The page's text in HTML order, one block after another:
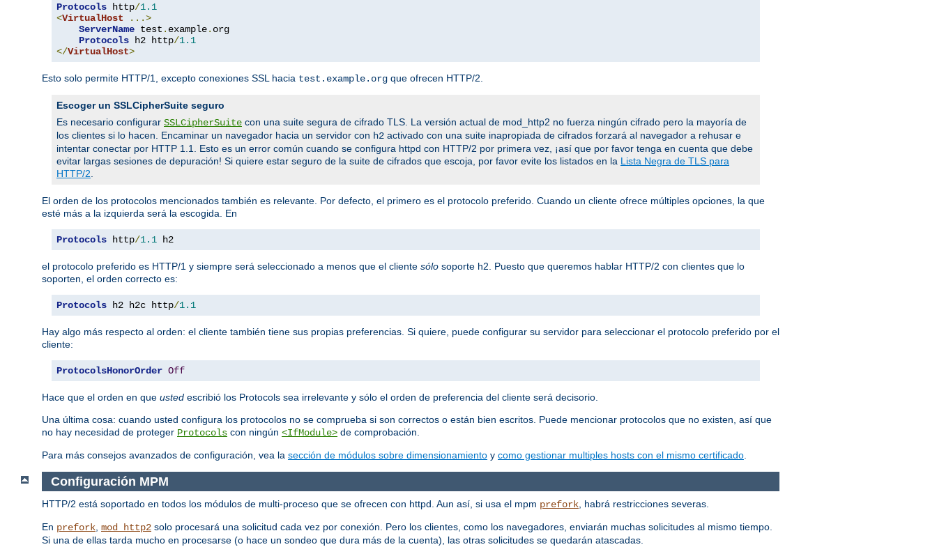
Protocols http/1.1
<VirtualHost
...>
ServerName test . example. org
Protocols h2 http/1.1
</VirtualHost>
Esto solo permite HTTP/1, excepto conexiones SSL hacia test.example.org que ofrecen HTTP/2.
Escoger un SSLCipherSuite seguro
Es necesario configurar SSLCipherSuite con una suite segura de cifrado TLS. La versión actual de mod_http2 no fuerza ningún cifrado pero la mayoría de
los clientes si lo hacen. Encaminar un navegador hacia un servidor con h2 activado con una suite inapropiada de cifrados forzará al navegador a rehusar e
intentar conectar por HTTP 1.1. Esto es un error común cuando se configura httpd con HTTP/2 por primera vez, ¡así que por favor tenga en cuenta que debe
evitar largas sesiones de depuración! Si quiere estar seguro de la suite de cifrados que escoja, por favor evite los listados en la Lista Negra de TLS para
HTTP/2
El orden de los protocolos mencionados también es relevante. Por defecto, el primero es el protocolo preferido. Cuando un cliente ofrece múltiples opciones, la que
esté más a la izquierda será la escogida. En
Protocols http/1.1 h2
el protocolo preferido es HTTP/1 y siempre será seleccionado a menos que el cliente sólo soporte h2. Puesto que queremos hablar HTTP/2 con clientes que lo
soporten, el orden correcto es:
Protocols h2 h2c http/1.1
Hay algo más respecto al orden: el cliente también tiene sus propias preferencias. Si quiere, puede configurar su servidor para seleccionar el protocolo preferido por el
cliente:
ProtocolsHonorOrder Off
Hace que el orden en que usted escribió los Protocols sea irrelevante y sólo el orden de preferencia del cliente será decisorio.
Una última cosa: cuando usted configura los protocolos no se comprueba si son correctos o están bien escritos. Puede mencionar protocolos que no existen, así que
no hay necesidad de proteger Protocols con ningún <IfModule> de comprobación.
Para más consejos avanzados de configuración, vea la sección de módulos sobre dimensionamiento y como gestionar multiples hosts con el mismo certificado
Configuración MPM
HTTP/2 está soportado en todos los módulos de multi-proceso que se ofrecen con httpd. Aun así, si usa el mpm prefork, habrá restricciones severas.
En prefork, mod_http2 solo procesará una solicitud cada vez por conexión. Pero los clientes, como los navegadores, enviarán muchas solicitudes al mismo tiempo.
Si una de ellas tarda mucho en procesarse (o hace un sondeo que dura más de la cuenta), las otras solicitudes se quedarán atascadas.